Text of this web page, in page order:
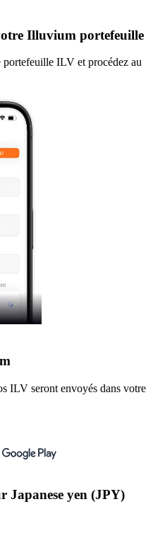
Illuvium portefeuille
portefeuille ILV et procédez au
ILV seront envoyés dans votre
Japanese yen (JPY)